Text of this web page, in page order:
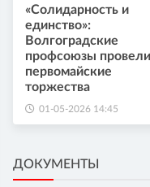
«Солидарность и
единство»:
Волгоградские
профсоюзы провели
первомайские
торжества
01-05-2026 14:45
ДОКУМЕНТЫ